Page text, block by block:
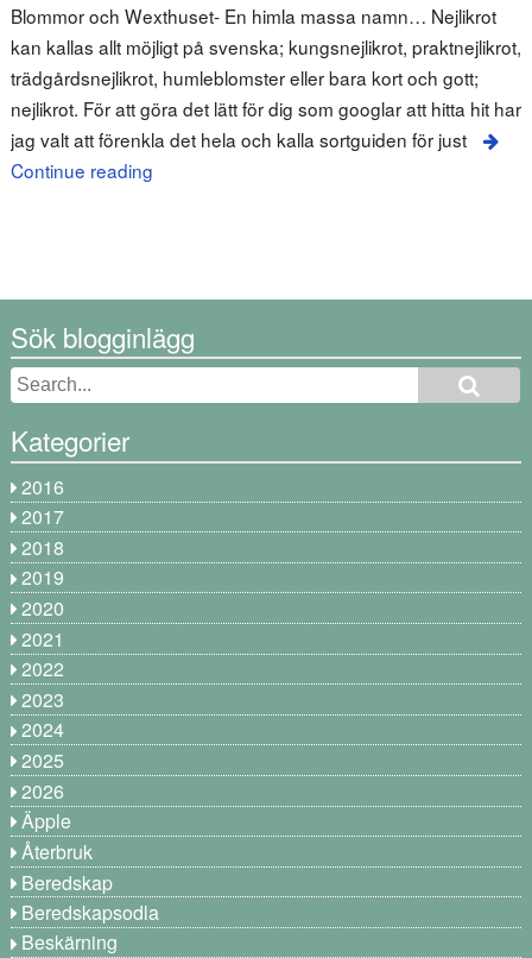
Blommor och Wexthuset- En himla massa namn… Nejlikrot
kan kallas allt möjligt på svenska; kungsnejlikrot, praktnejlikrot,
trädgårdsnejlikrot, humleblomster eller bara kort och gott;
nejlikrot. För att göra det lätt för dig som googlar att hitta hit har
jag valt att förenkla det hela och kalla sortguiden för just
Continue reading
Sök blogginlägg
Kategorier
2016
2017
2018
2019
2020
2021
2022
2023
2024
2025
2026
Äpple
Återbruk
Beredskap
Beredskapsodla
Beskärning